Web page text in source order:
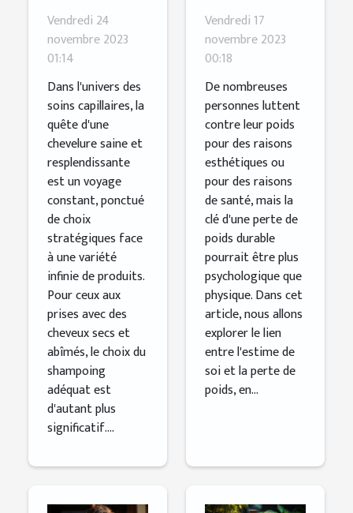
ingrédients
clés dans les
shampoings
pour
cheveux
secs et
abîmés
Vendredi 24
novembre 2023
01:14
Dans l'univers des
soins capillaires, la
quête d'une
chevelure saine et
resplendissante
est un voyage
constant, ponctué
de choix
stratégiques face
à une variété
infinie de produits.
Pour ceux aux
prises avec des
cheveux secs et
abîmés, le choix du
shampoing
adéquat est
d'autant plus
significatif....
s'aimer
pour mieux
maigrir
Vendredi 17
novembre 2023
00:18
De nombreuses
personnes luttent
contre leur poids
pour des raisons
esthétiques ou
pour des raisons
de santé, mais la
clé d'une perte de
poids durable
pourrait être plus
psychologique que
physique. Dans cet
article, nous allons
explorer le lien
entre l'estime de
soi et la perte de
poids, en...